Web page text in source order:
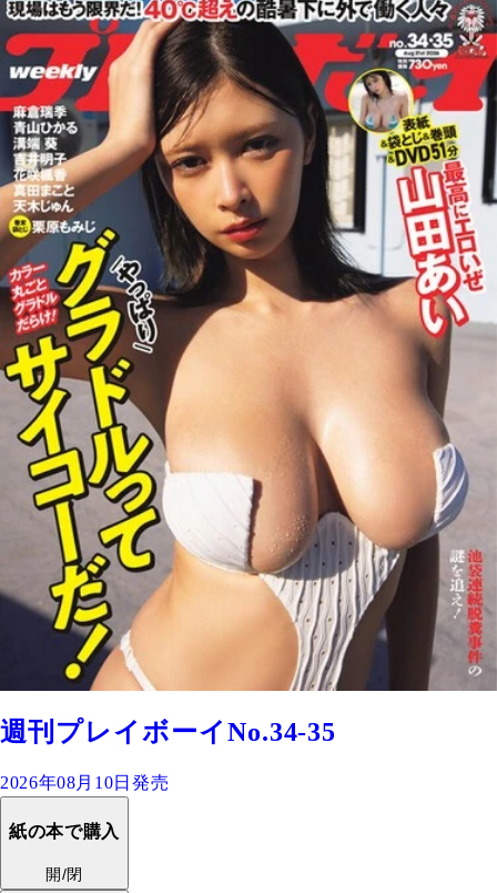
週刊プレイボーイNo.34-35
2026年08月10日発売
紙の本で購入
開/閉